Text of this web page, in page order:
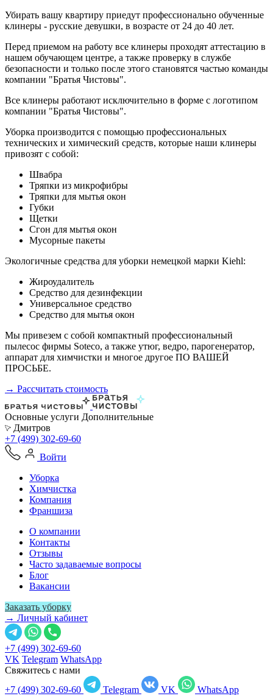
Убирать вашу квартиру приедут профессионально обученные
клинеры - русские девушки, в возрасте от 24 до 40 лет.
Перед приемом на работу все клинеры проходят аттестацию в
нашем обучающем центре, а также проверку в службе
безопасности и только после этого становятся частью команды
компании "Братья Чистовы".
Все клинеры работают исключительно в форме с логотипом
компании "Братья Чистовы".
Уборка производится с помощью профессиональных
технических и химический средств, которые наши клинеры
привозят с собой:
Швабра
Тряпки из микрофибры
Тряпки для мытья окон
Губки
Щетки
Сгон для мытья окон
Мусорные пакеты
Экологичные средства для уборки немецкой марки Kiehl:
Жироудалитель
Средство для дезинфекции
Универсальное средство
Средство для мытья окон
Мы привезем с собой компактный профессиональный
пылесос фирмы Soteco, а также утюг, ведро, парогенератор,
аппарат для химчистки и многое другое ПО ВАШЕЙ
ПРОСЬБЕ.
→ Рассчитать стоимость
Основные услуги Дополнительные
Дмитров
+7 (499) 302-69-60
Войти
Уборка
Химчистка
Компания
Франшиза
О компании
Контакты
Отзывы
Часто задаваемые вопросы
Блог
Вакансии
Заказать уборку
→ Личный кабинет
+7 (499) 302-69-60
VK Telegram WhatsApp
Свяжитесь с нами
+7 (499) 302-69-60
Telegram VK
WhatsApp